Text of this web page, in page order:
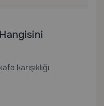
karışıklığı